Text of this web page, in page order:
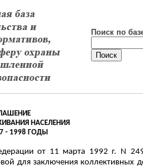
Поиск по
НАСЕЛЕНИЯ
- 1998 ГОДЫ
от 11 марта 1992 г. N
для заключения коллективных